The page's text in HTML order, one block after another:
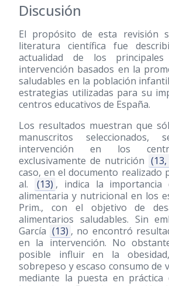
Discusión
El propósito de esta revisión
literatura científica fue
actualidad de los
intervención basados en la
saludables en la población
estrategias utilizadas para su
centros educativos de España.
Los resultados muestran que
manuscritos
intervención en los
exclusivamente de nutrición
caso, en el documento realizado
al.
(13) , indica la importancia
alimentaria y nutricional en los
Prim., con el objetivo de
alimentarios saludables. Sin
García (13) , no encontró
en la intervención. No
posible influir en la
sobrepeso y escaso consumo de
mediante la puesta en práctica